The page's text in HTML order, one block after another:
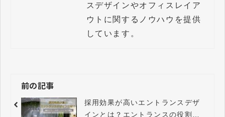
スデザインやオフィスレイア
ウトに関するノウハウを提供
しています。
前の記事
採用効果が高いエントランスデザ
インとは？エントランスの役割や